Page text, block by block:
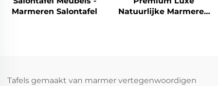
Marmeren Salontafel
Natuurlijke Marmeren
Tafels gemaakt van marmer vertegenwoordigen